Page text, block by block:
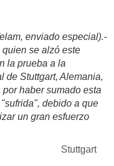
enviado especial).-
se alzó este
la prueba a la
de Stuttgart, Alemania,
haber sumado esta
debido a que
un gran esfuerzo
Stuttgart